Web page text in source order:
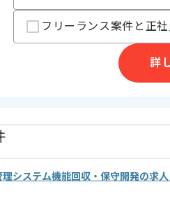
フリーランス案件と正
詳
理システム機能回収・保守開発の求